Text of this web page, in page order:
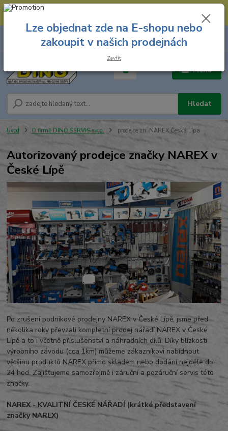
--- Spojovací materiál: 774 431 045 --- Prodejna nářadí: 731 449 423 --
Menu
Hledat
8.00 hod. - 16.00 hod.
za
Úvod O firmě DINO SERVIS s.r.o. prodejce zn. NAREX Česká Lípa
Autorizovaný prodejce značky NAREX v
České Lípě
Po zrušení podnikové prodejny NAREX v České Lípě, jsme před
několika roky převzali kompletní prodej nářadí NAREX v České
Lípě a to i včetně příslušenství a náhradních dílů. Díky blízkosti
výrobního závodu (cca 1km) můžeme zákazníkovi nabídnout
většinu produktů NAREX přímo skladem nebo dodání nejdéle do
24 hod. Zajišťujeme samozřejmě i záruční a pozáruční servis této
značky.
NAREX - KVALITNÍ ČESKÉ NÁŘADÍ (krátké představení
značky NAREX)
Lze objednat zde na E-shopu nebo
zakoupit v našich prodejnách
Zavřít